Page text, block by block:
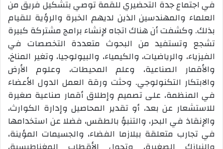
في اجتماع جدة التحضيري للقمة توصي بتشكيل فريق من
العلماء والمهندسين الذين لديهم الخبرة والرؤية للقيام
بذلك. وكشفت أن هناك اتجاه لإنشاء برامج مشتركة كبيرة
تشجع وتستفيد من البحوث متعددة التخصصات في
الفيزياء، والرياضيات، والكيمياء، والبيولوجيا، وتغير المناخ،
والأقمار الصناعية، وعلم المحيطات، وعلوم الأرض
والابتكار التكنولوجي. وحثت ورقة العمل الدول الأعضاء
في المنظمة، على تصميم وإطلاق أقمار صناعية صغيرة
للاستشعار عن بعد، أو تقدير المحاصيل وإدارة الكوارث،
والإنقاذ في البحر، والتنبؤ بالطقس، فضلا عن استخدامها
في تجارب متعلقة ببلازما الفضاء، والجسيمات المؤينة،